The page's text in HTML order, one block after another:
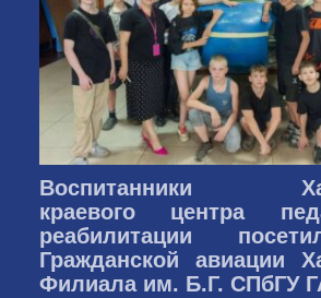
Воспитанники
краевого центра
реабилитации
Гражданской авиации
Филиала им. Б.Г. СПбГУ